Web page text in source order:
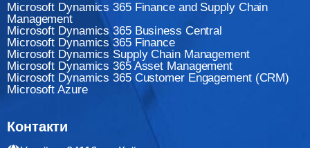
Microsoft Dynamics 365 Finance and Supply Chain
Management
Microsoft Dynamics 365 Business Central
Microsoft Dynamics 365 Finance
Мicrosoft Dynamics Supply Chain Management
Microsoft Dynamics 365 Asset Management
Microsoft Dynamics 365 Customer Engagement (CRM)
Microsoft Azure
Контакти